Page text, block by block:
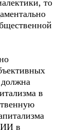
то
в
в